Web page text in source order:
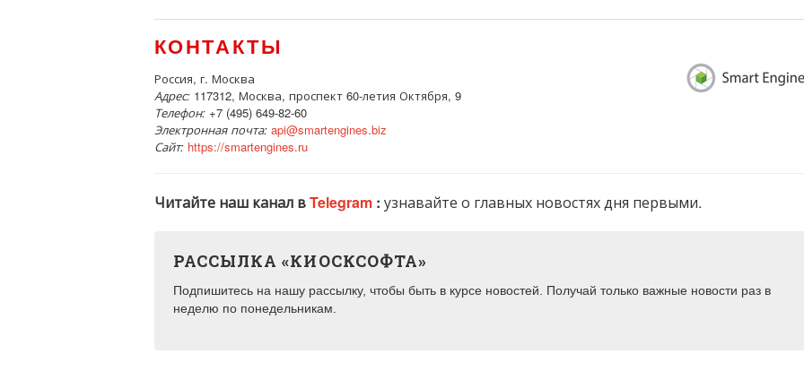
КОНТАКТЫ
Россия, г. Москва
Адрес:117312, Москва, проспект 60-летия Октября, 9
Телефон:+7 (495) 649-82-60
Электронная почта: api@smartengines.biz
Сайт: https://smartengines.ru
Читайте наш канал вTelegram : узнавайте о главных новостях дня первыми.
РАССЫЛКА «КИОСКСОФТА»
Подпишитесь на нашу рассылку, чтобы быть в курсе новостей. Получай только важные новости раз в
неделю по понедельникам.